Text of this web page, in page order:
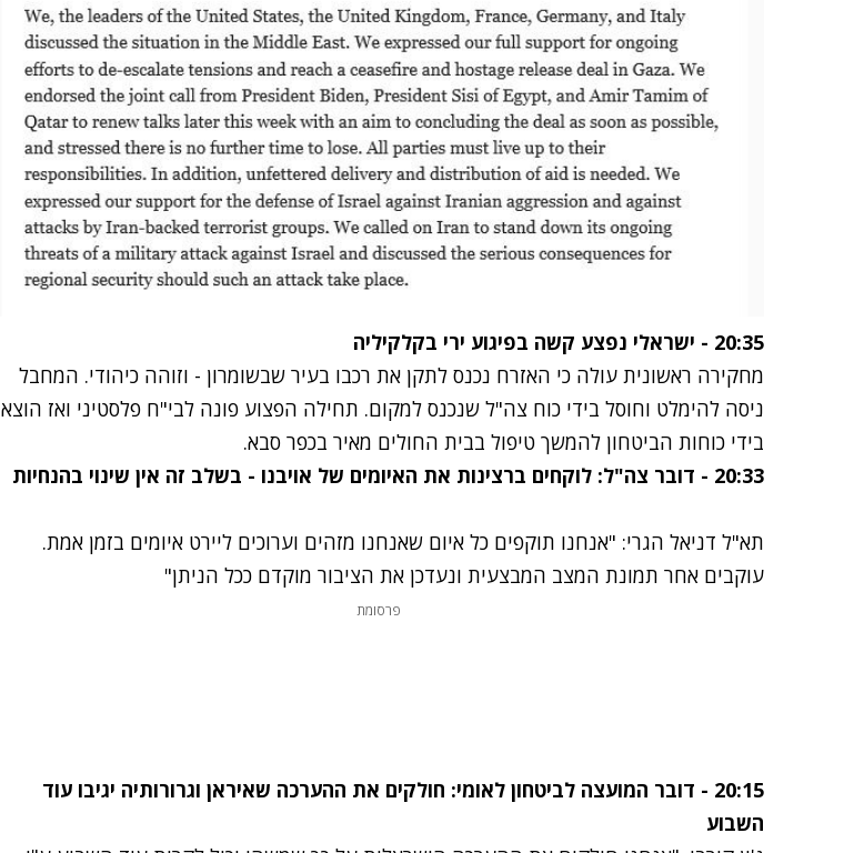
20:35 -
ישראלי נפצע קשה בפיגוע ירי בקלקיליה
מחקירה ראשונית עולה כי האזרח נכנס לתקן את רכבו בעיר שבשומרון - וזוהה כיהודי. המחבל
ניסה להימלט וחוסל בידי כוח צה"ל שנכנס למקום. תחילה הפצוע פונה לבי"ח פלסטיני ואז הוצא
בידי כוחות הביטחון להמשך טיפול בבית החולים מאיר בכפר סבא.
20:33 -
דובר צה"ל: לוקחים ברצינות את האיומים של אויבנו - בשלב זה אין שינוי בהנחיות
תא"ל דניאל הגרי: "אנחנו תוקפים כל איום שאנחנו מזהים וערוכים ליירט איומים בזמן אמת.
עוקבים אחר תמונת המצב המבצעית ונעדכן את הציבור מוקדם ככל הניתן"
פרסומת
20:15 - דובר המועצה לביטחון לאומי: חולקים את ההערכה שאיראן וגרורותיה יגיבו עוד
השבוע